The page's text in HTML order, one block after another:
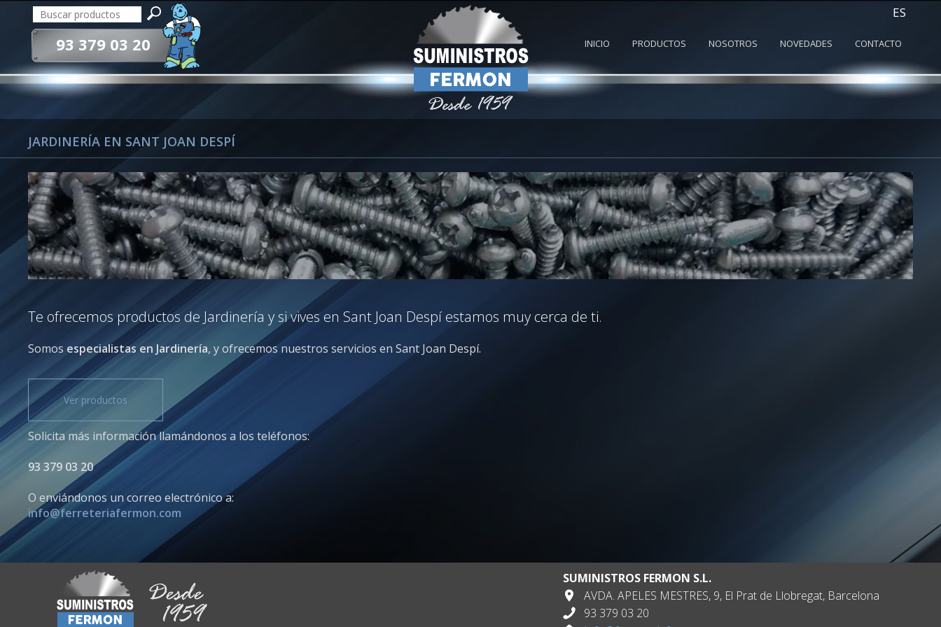
ES
93 379 03 20 INICIO PRODUCTOS NOSOTROS NOVEDADES CONTACTO
JARDINERÍA EN SANT JOAN DESPÍ
Te ofrecemos productos de Jardinería y si vives en Sant Joan Despí estamos muy cerca de ti.
Somos especialistas en Jardinería, y ofrecemos nuestros servicios en Sant Joan Despí.
Ver productos
Solicita más información llamándonos a los teléfonos:
93 379 03 20
O enviándonos un correo electrónico a:
info@ferreteriafermon.com
SUMINISTROS FERMON S.L.
AVDA. APELES MESTRES, 9, El Prat de Llobregat, Barcelona
93 379 03 20